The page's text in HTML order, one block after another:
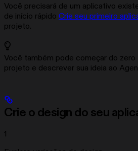
Você precisará de um aplicativo
de início rápido Crie seu primeiro
projeto.
Você também pode começar do
projeto e descrever sua ideia ao
Crie o design do seu
1